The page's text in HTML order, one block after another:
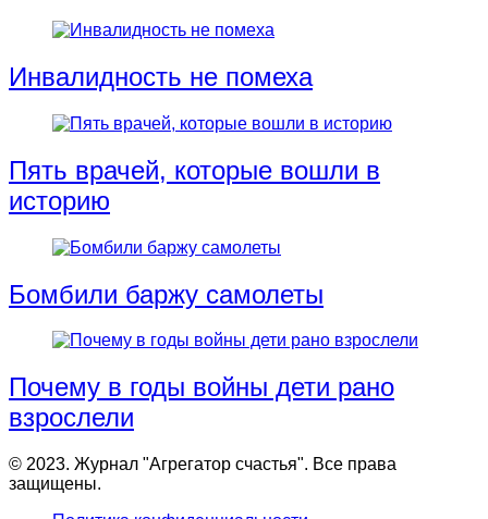
Инвалидность не помеха
Пять врачей, которые вошли в
историю
Бомбили баржу самолеты
Почему в годы войны дети рано
взрослели
© 2023. Журнал "Агрегатор счастья". Все права
защищены.